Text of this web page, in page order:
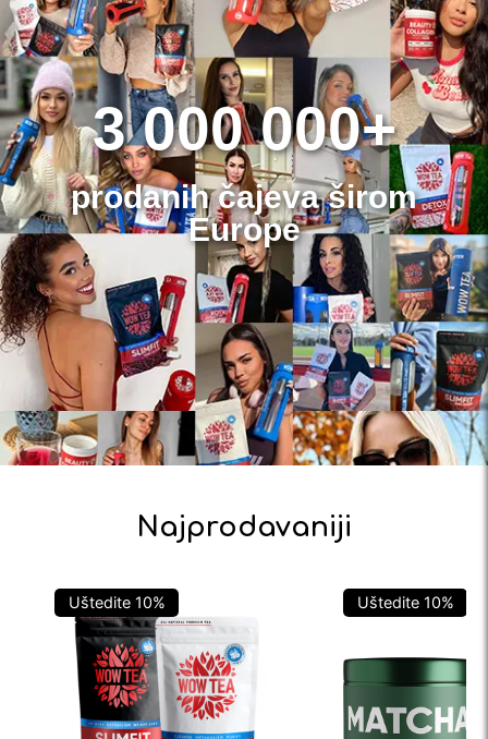
3 000 000+
prodanih čajeva širom
Europe
Najprodavaniji
Uštedite 10% Uštedite 10%